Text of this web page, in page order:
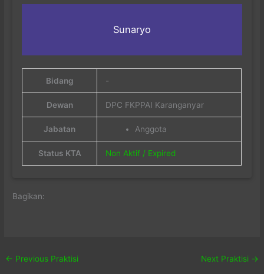
Sunaryo
Bidang -
Dewan DPC FKPPAI Karanganyar
Jabatan Anggota
Status KTA Non Aktif / Expired
Bagikan:
← Previous Praktisi Next Praktisi →